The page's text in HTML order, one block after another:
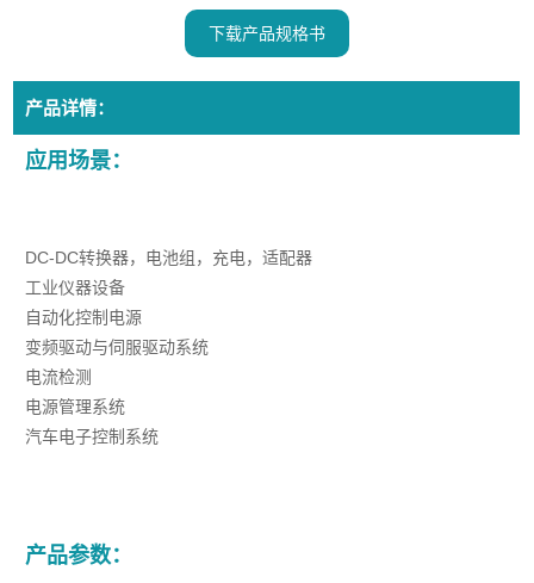
下载产品规格书
产品详情：
应用场景：
DC-DC转换器，电池组，充电，适配器
工业仪器设备
自动化控制电源
变频驱动与伺服驱动系统
电流检测
电源管理系统
汽车电子控制系统
产品参数：